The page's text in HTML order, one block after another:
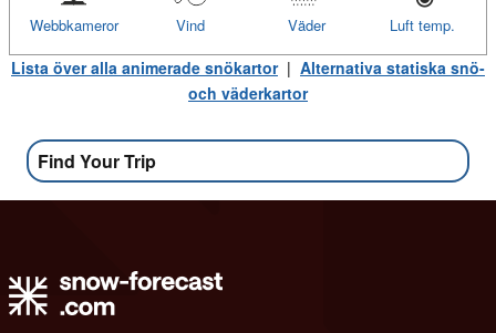
Luft temp.
Väder
Vind
Webbkameror
Lista över alla animerade snökartor| Alternativa statiska snö-
och väderkartor
Find Your Trip